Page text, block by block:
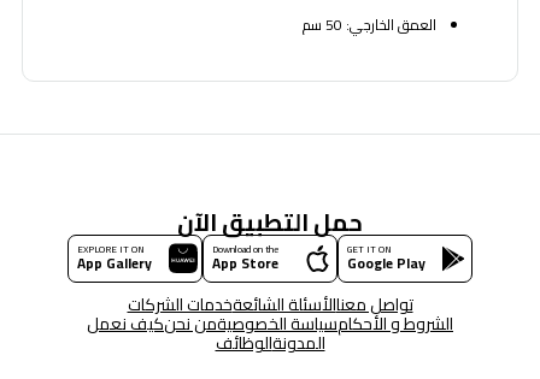
العمق الخارجي: 50 سم
حمل التطبيق الآن
GET IT ON
Google Play
Download on the
App Store
EXPLORE IT ON
App Gallery
تواصل معناالأسئلة الشائعةخدمات الشركات
الشروط و الأحكامسياسة الخصوصيةمن نحنكيف نعمل
المدونةالوظائف